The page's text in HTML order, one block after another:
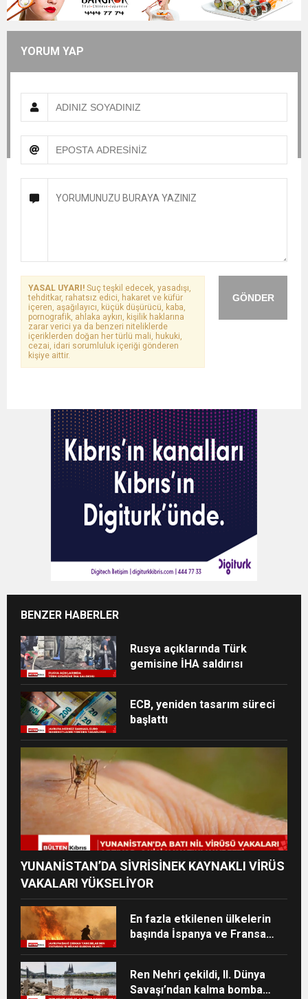
YORUM YAP
GÖNDER
YASAL UYARI! Suç teşkil edecek, yasadışı,
tehditkar, rahatsız edici, hakaret ve küfür
içeren, aşağılayıcı, küçük düşürücü, kaba,
pornografik, ahlaka aykırı, kişilik haklarına
zarar verici ya da benzeri niteliklerde
içeriklerden doğan her türlü mali, hukuki,
cezai, idari sorumluluk içeriği gönderen
kişiye aittir.
BENZER HABERLER
Rusya açıklarında Türk
gemisine İHA saldırısı
ECB, yeniden tasarım süreci
başlattı
YUNANİSTAN’DA SİVRİSİNEK KAYNAKLI VİRÜS
VAKALARI YÜKSELİYOR
En fazla etkilenen ülkelerin
başında İspanya ve Fransa
Ren Nehri çekildi, II. Dünya
Savaşı’ndan kalma bomba